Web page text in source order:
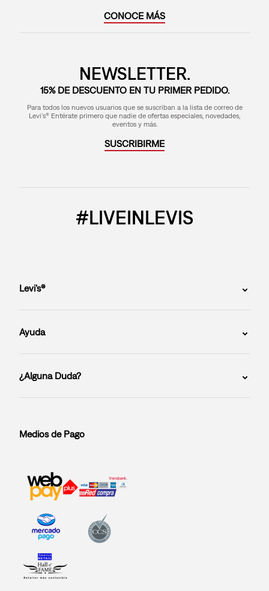
CONOCE MÁS
NEWSLETTER.
15% DE DESCUENTO EN TU PRIMER PEDIDO.
Para todos los nuevos usuarios que se suscriban a la lista de correo de
Levi's® Entérate primero que nadie de ofertas especiales, novedades,
eventos y más.
SUSCRIBIRME
#LIVEINLEVIS
Levi’s®
Ayuda
¿Alguna Duda?
Medios de Pago